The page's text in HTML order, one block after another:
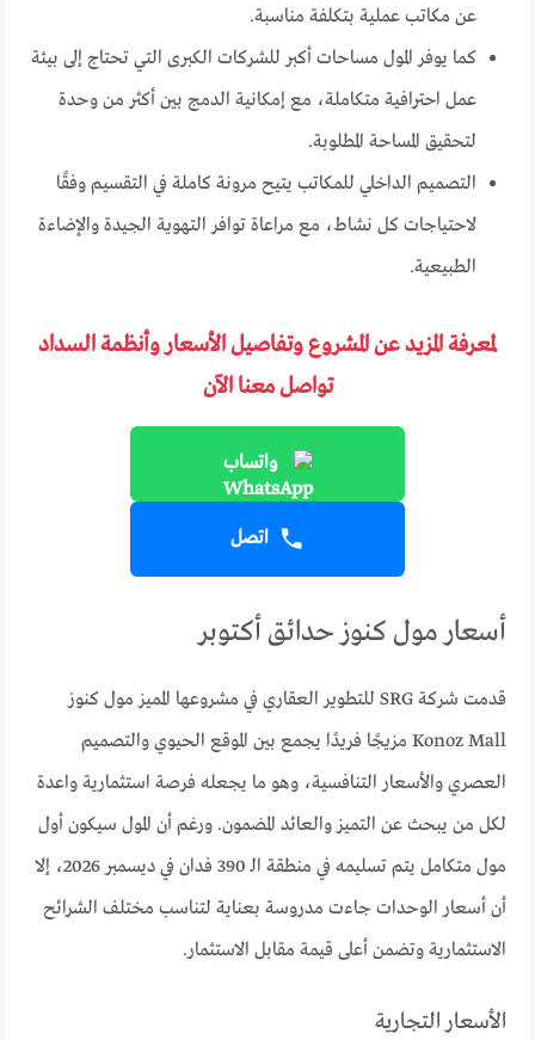
عن مكاتب عملية بتكلفة مناسبة.
كما يوفر المول مساحات أكبر للشركات الكبرى التي تحتاج إلى بيئة
عمل احترافية متكاملة، مع إمكانية الدمج بين أكثر من وحدة
لتحقيق المساحة المطلوبة.
التصميم الداخلي للمكاتب يتيح مرونة كاملة في التقسيم وفقًا
لاحتياجات كل نشاط، مع مراعاة توافر التهوية الجيدة والإضاءة
الطبيعية.
لمعرفة المزيد عن المشروع وتفاصيل الأسعار وأنظمة السداد
تواصل معنا الآن
واتساب
اتصل
أسعار مول كنوز حدائق أكتوبر
قدمت شركة SRG للتطوير العقاري في مشروعها المميز مول كنوز
Konoz Mall مزيجًا فريدًا يجمع بين الموقع الحيوي والتصميم
العصري والأسعار التنافسية، وهو ما يجعله فرصة استثمارية واعدة
لكل من يبحث عن التميز والعائد المضمون. ورغم أن المول سيكون أول
مول متكامل يتم تسليمه في منطقة الـ 390 فدان في ديسمبر 2026، إلا
أن أسعار الوحدات جاءت مدروسة بعناية لتناسب مختلف الشرائح
الاستثمارية وتضمن أعلى قيمة مقابل الاستثمار.
الأسعار التجارية